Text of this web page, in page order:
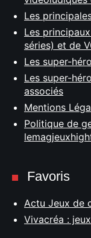
Les
Les
séries) et de
Les super-
Les super-
associés
Mentions
Politique de
Favoris
Actu Jeux de
Vivacréa :